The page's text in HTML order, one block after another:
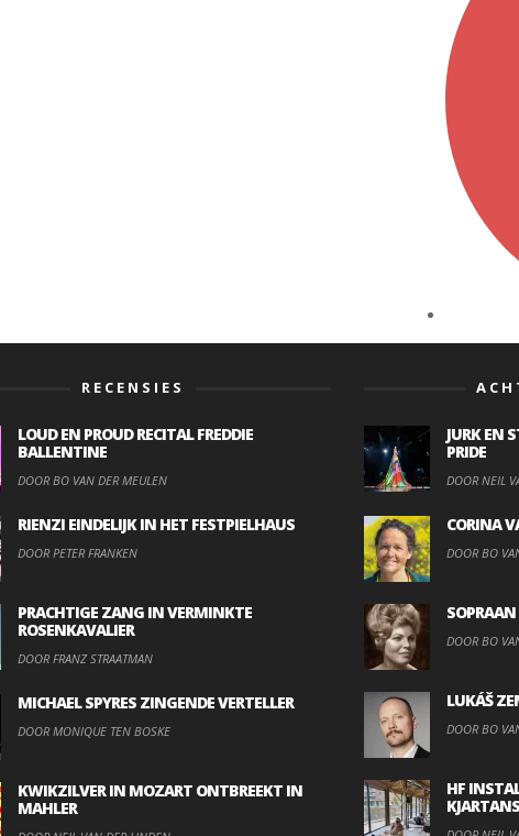
RECENSIES
LOUD EN PROUD RECITAL FREDDIE
BALLENTINE
DOOR BO VAN DER MEULEN
RIENZI EINDELIJK IN HET FESTPIELHAUS
DOOR PETER FRANKEN
PRACHTIGE ZANG IN VERMINKTE
ROSENKAVALIER
DOOR FRANZ STRAATMAN
MICHAEL SPYRES ZINGENDE VERTELLER
DOOR MONIQUE TEN BOSKE
KWIKZILVER IN MOZART ONTBREEKT IN
MAHLER
JURK EN
PRIDE
DOOR NEIL
CORINA
DOOR BO
SOPRAAN
DOOR BO
LUKÁŠ
DOOR BO
HF